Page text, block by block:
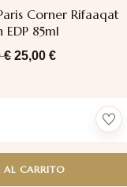
Corner Rifaaqat
85ml
€ 25,00 €
CARRITO